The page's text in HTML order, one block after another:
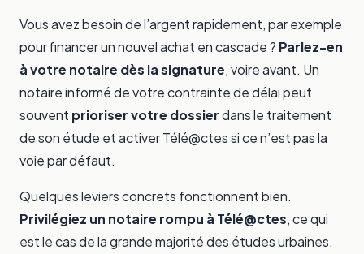
Vous avez besoin de l’argent rapidement, par exemple
pour financer un nouvel achat en cascade ? Parlez-en
à votre notaire dès la signature, voire avant. Un
notaire informé de votre contrainte de délai peut
souvent prioriser votre dossierdans le traitement
de son étude et activer Télé@ctes si ce n’est pas la
voie par défaut.
Quelques leviers concrets fonctionnent bien.
Privilégiez un notaire rompu à Télé@ctes, ce qui
est le cas de la grande majorité des études urbaines.